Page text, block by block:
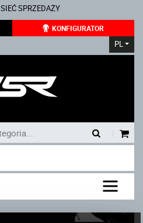
SIEĆ SPRZEDAŻY
KONFIGURATOR
PL